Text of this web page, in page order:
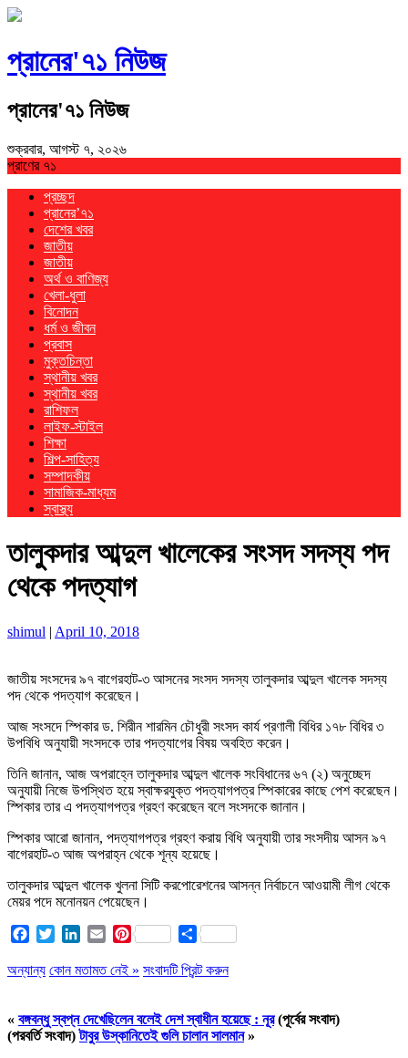
প্রানের'৭১ নিউজ
প্রানের'৭১ নিউজ
শুক্রবার, আগস্ট ৭, ২০২৬
প্রাণের ৭১
প্রচ্ছদ
প্রানের’৭১
দেশের খবর
জাতীয়
জাতীয়
অর্থ ও বাণিজ্য
খেলা-ধুলা
বিনোদন
ধর্ম ও জীবন
প্রবাস
মুক্তচিন্তা
স্থানীয় খবর
স্থানীয় খবর
রাশিফল
লাইফ-স্টাইল
শিক্ষা
শিল্প-সাহিত্য
সম্পাদকীয়
সামাজিক-মাধ্যম
স্বাস্থ্য
তালুকদার আব্দুল খালেকের সংসদ সদস্য পদ
থেকে পদত্যাগ
shimul | April 10, 2018
জাতীয় সংসদের ৯৭ বাগেরহাট-৩ আসনের সংসদ সদস্য তালুকদার আব্দুল খালেক সদস্য
পদ থেকে পদত্যাগ করেছেন।
আজ সংসদে স্পিকার ড. শিরীন শারমিন চৌধুরী সংসদ কার্য প্রণালী বিধির ১৭৮ বিধির ৩
উপবিধি অনুযায়ী সংসদকে তার পদত্যাগের বিষয় অবহিত করেন।
তিনি জানান, আজ অপরাহ্নে তালুকদার আব্দুল খালেক সংবিধানের ৬৭ (২) অনুচ্ছেদ
অনুযায়ী নিজে উপস্থিত হয়ে স্বাক্ষরযুক্ত পদত্যাগপত্র স্পিকারের কাছে পেশ করেছেন।
স্পিকার তার এ পদত্যাগপত্র গ্রহণ করেছেন বলে সংসদকে জানান।
স্পিকার আরো জানান, পদত্যাগপত্র গ্রহণ করায় বিধি অনুযায়ী তার সংসদীয় আসন ৯৭
বাগেরহাট-৩ আজ অপরাহ্ন থেকে শূন্য হয়েছে।
তালুকদার আব্দুল খালেক খুলনা সিটি করপোরেশনের আসন্ন নির্বাচনে আওয়ামী লীগ থেকে
মেয়র পদে মনোনয়ন পেয়েছেন।
FacebookTwitterLinkedIn
EmailPinterest Share
অন্যান্য কোন মতামত নেই » সংবাদটি প্রিন্ট করুন
« বঙ্গবন্ধু স্বপ্ন দেখেছিলেন বলেই দেশ স্বাধীন হয়েছে : নূর(পূর্বের সংবাদ)
(পরবর্তি সংবাদ)টাবুর উস্কানিতেই গুলি চালান সালমান»